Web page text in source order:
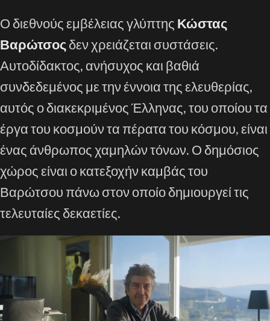
Ο διεθνούς εμβέλειας γλύπτης Κώστας
Βαρώτσοςδεν χρειάζεται συστάσεις.
Αυτοδίδακτος, ανήσυχος και βαθιά
συνδεδεμένος με την έννοια της ελευθερίας,
αυτός ο διακεκριμένος Έλληνας, του οποίου τα
έργα του κοσμούν τα πέρατα του κόσμου, είναι
ένας άνθρωπος χαμηλών τόνων. Ο δημόσιος
χώρος είναι ο κατεξοχήν καμβάς του
Βαρώτσου πάνω στον οποίο δημιουργεί τις
τελευταίες δεκαετίες.